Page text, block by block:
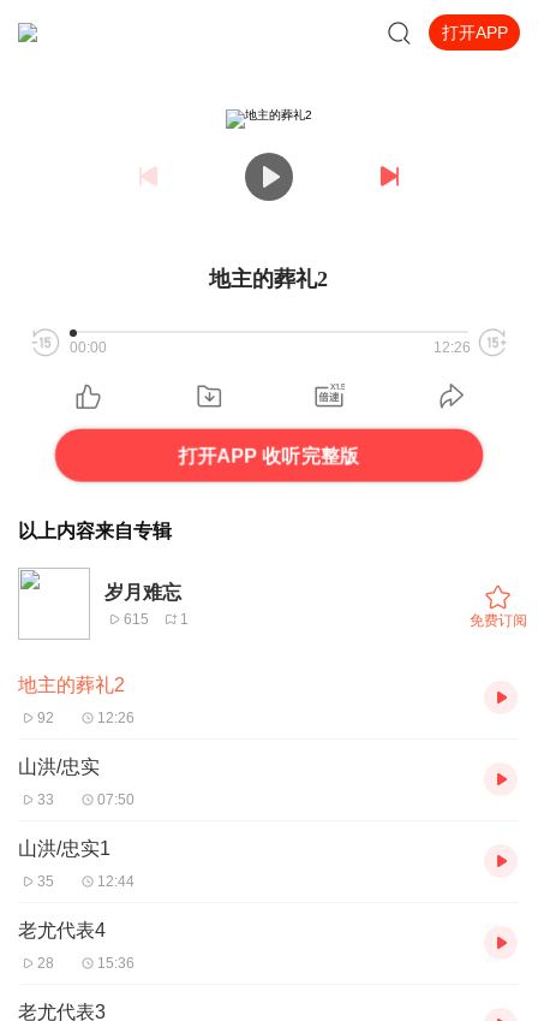
打开APP
地主的葬礼2
00:00 12:26
打开APP 收听完整版
以上内容来自专辑
岁月难忘
615 1 免费订阅
地主的葬礼2
92 12:26
山洪/忠实
33 07:50
山洪/忠实1
35 12:44
老尤代表4
28 15:36
老尤代表3